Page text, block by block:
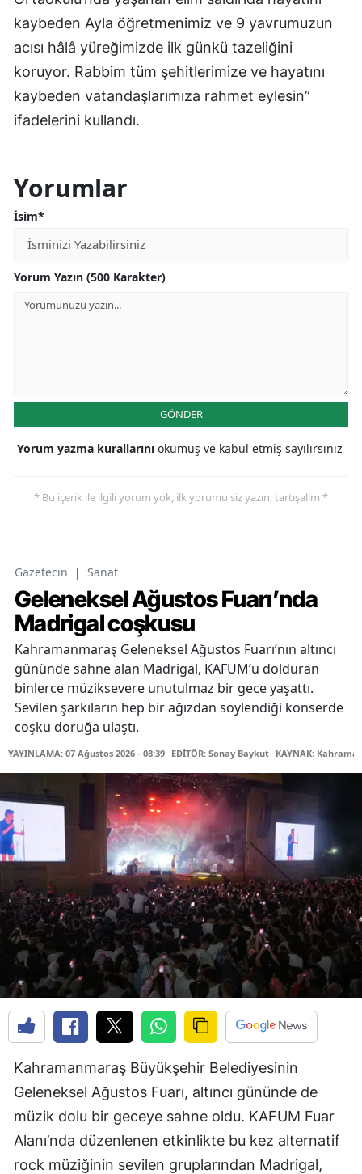
kaybeden Ayla öğretmenimiz ve 9 yavrumuzun
acısı hâlâ yüreğimizde ilk günkü tazeliğini
koruyor. Rabbim tüm şehitlerimize ve hayatını
kaybeden vatandaşlarımıza rahmet eylesin”
ifadelerini kullandı.
Yorumlar
İsim*
Yorum Yazın (500 Karakter)
GÖNDER
Yorum yazma kurallarını okumuş ve kabul etmiş sayılırsınız
* Bu içerik ile ilgili yorum yok, ilk yorumu siz yazın, tartışalım *
Gazetecin | Sanat
Geleneksel Ağustos Fuarı’nda
Madrigal coşkusu
Kahramanmaraş Geleneksel Ağustos Fuarı’nın altıncı
gününde sahne alan Madrigal, KAFUM’u dolduran
binlerce müziksevere unutulmaz bir gece yaşattı.
Sevilen şarkıların hep bir ağızdan söylendiği konserde
coşku doruğa ulaştı.
YAYINLAMA: 07 Ağustos 2026 - 08:39 EDİTÖR: Sonay Baykut KAYNAK:
Kahramanmaraş Büyükşehir Belediyesinin
Geleneksel Ağustos Fuarı, altıncı gününde de
müzik dolu bir geceye sahne oldu. KAFUM Fuar
Alanı’nda düzenlenen etkinlikte bu kez alternatif
rock müziğinin sevilen gruplarından Madrigal,